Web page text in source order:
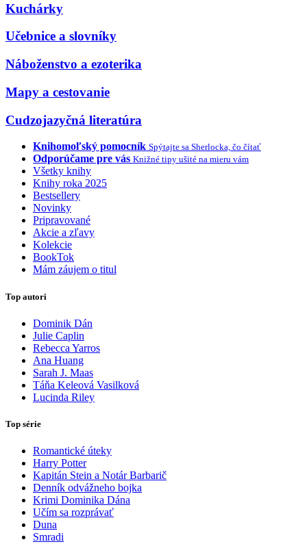
Kuchárky
Učebnice a slovníky
Náboženstvo a ezoterika
Mapy a cestovanie
Cudzojazyčná literatúra
Knihomoľský pomocník Spýtajte sa Sherlocka, čo čítať
Odporúčame pre vás Knižné tipy ušité na mieru vám
Všetky knihy
Knihy roka 2025
Bestsellery
Novinky
Pripravované
Akcie a zľavy
Kolekcie
BookTok
Mám záujem o titul
Top autori
Dominik Dán
Julie Caplin
Rebecca Yarros
Ana Huang
Sarah J. Maas
Táňa Keleová Vasilková
Lucinda Riley
Top série
Romantické úteky
Harry Potter
Kapitán Stein a Notár Barbarič
Denník odvážneho bojka
Krimi Dominika Dána
Učím sa rozprávať
Duna
Smradi